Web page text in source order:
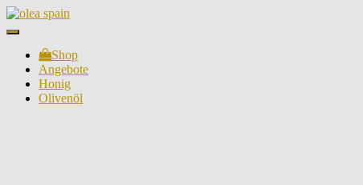
Navigation
umschaltenShop
Angebote
Honig
Olivenöl